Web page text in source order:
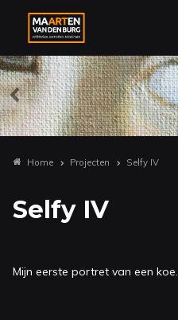
Home Projecten Selfy IV
Selfy IV
Mijn eerste portret van een koe.